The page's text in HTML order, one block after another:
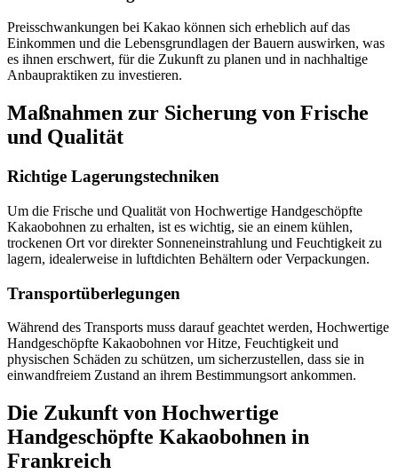
Preisschwankungen bei Kakao können sich erheblich auf das
Einkommen und die Lebensgrundlagen der Bauern auswirken, was
es ihnen erschwert, für die Zukunft zu planen und in nachhaltige
Anbaupraktiken zu investieren.
Maßnahmen zur Sicherung von Frische
und Qualität
Richtige Lagerungstechniken
Um die Frische und Qualität von Hochwertige Handgeschöpfte
Kakaobohnen zu erhalten, ist es wichtig, sie an einem kühlen,
trockenen Ort vor direkter Sonneneinstrahlung und Feuchtigkeit zu
lagern, idealerweise in luftdichten Behältern oder Verpackungen.
Transportüberlegungen
Während des Transports muss darauf geachtet werden, Hochwertige
Handgeschöpfte Kakaobohnen vor Hitze, Feuchtigkeit und
physischen Schäden zu schützen, um sicherzustellen, dass sie in
einwandfreiem Zustand an ihrem Bestimmungsort ankommen.
Die Zukunft von Hochwertige
Handgeschöpfte Kakaobohnen in
Frankreich